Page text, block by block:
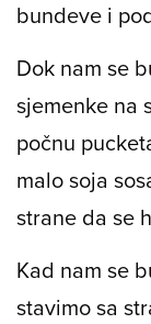
bundeve i
Dok nam se
sjemenke na
počnu
malo soja
strane da se
Kad nam se
stavimo sa